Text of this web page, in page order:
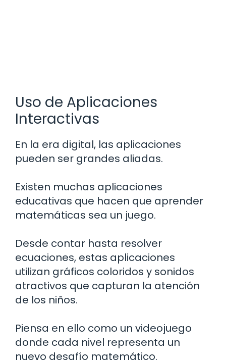
Uso de Aplicaciones
Interactivas
En la era digital, las aplicaciones
pueden ser grandes aliadas.
Existen muchas aplicaciones
educativas que hacen que aprender
matemáticas sea un juego.
Desde contar hasta resolver
ecuaciones, estas aplicaciones
utilizan gráficos coloridos y sonidos
atractivos que capturan la atención
de los niños.
Piensa en ello como un videojuego
donde cada nivel representa un
nuevo desafío matemático.